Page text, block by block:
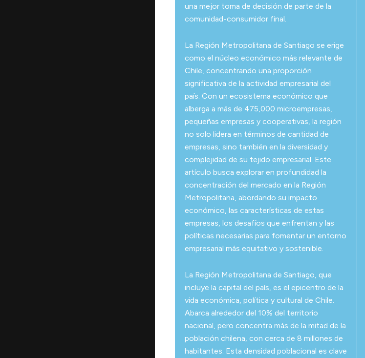
una mejor toma de decisión de parte de la
comunidad-consumidor final.
La Región Metropolitana de Santiago se erige
como el núcleo económico más relevante de
Chile, concentrando una proporción
significativa de la actividad empresarial del
país. Con un ecosistema económico que
alberga a más de 475,000 microempresas,
pequeñas empresas y cooperativas, la región
no solo lidera en términos de cantidad de
empresas, sino también en la diversidad y
complejidad de su tejido empresarial. Este
artículo busca explorar en profundidad la
concentración del mercado en la Región
Metropolitana, abordando su impacto
económico, las características de estas
empresas, los desafíos que enfrentan y las
políticas necesarias para fomentar un entorno
empresarial más equitativo y sostenible.
La Región Metropolitana de Santiago, que
incluye la capital del país, es el epicentro de la
vida económica, política y cultural de Chile.
Abarca alrededor del 10% del territorio
nacional, pero concentra más de la mitad de la
población chilena, con cerca de 8 millones de
habitantes. Esta densidad poblacional es clave